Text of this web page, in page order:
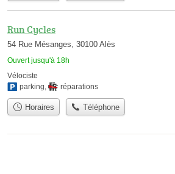
Run Cycles
54 Rue Mésanges, 30100 Alès
Ouvert jusqu'à 18h
Vélociste
parking
réparations
Horaires Téléphone